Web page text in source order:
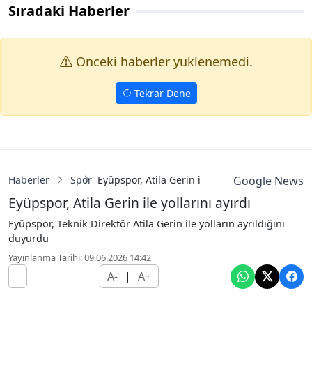
Sıradaki Haberler
Onceki haberler yuklenemedi.
Tekrar Dene
Haberler Spor Eyüpspor, Atila Gerin ile yollarını ayırdı
Google News
Eyüpspor, Atila Gerin ile yollarını ayırdı
Eyüpspor, Teknik Direktör Atila Gerin ile yolların ayrıldığını
duyurdu
Yayınlanma Tarihi: 09.06.2026 14:42
A- | A+